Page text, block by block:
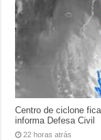
Centro de ciclone
informa Defesa Civil
22 horas atrás